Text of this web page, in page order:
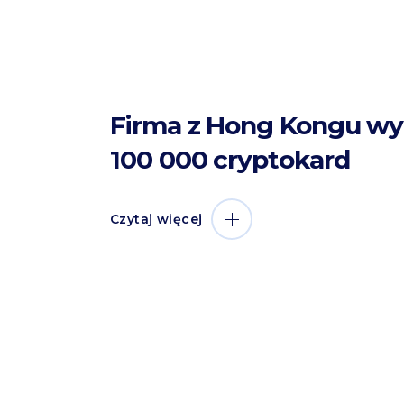
Firma z Hong Kongu
100 000 cryptokard
Czytaj więcej